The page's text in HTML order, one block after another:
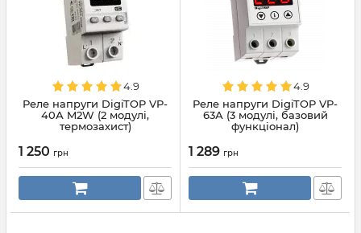
4.9
Реле напруги DigiTOP VP-
40А M2W (2 модулі,
термозахист)
1 250 грн
4.9
Реле напруги DigiTOP VP-
63А (3 модулі, базовий
функціонал)
1 289 грн